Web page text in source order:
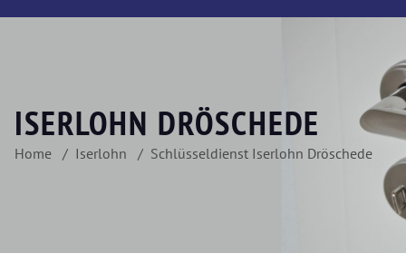
ISERLOHN DRÖSCHEDE
Home Iserlohn Schlüsseldienst Iserlohn Dröschede